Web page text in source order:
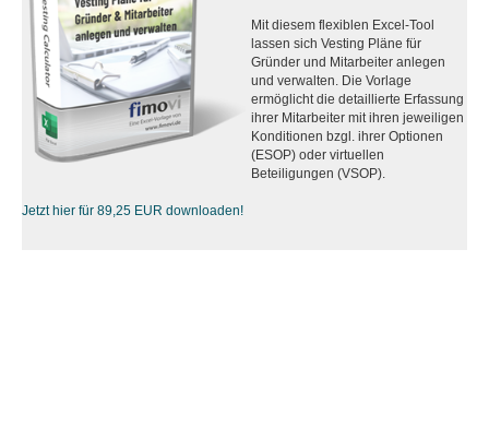
Mit diesem flexiblen Excel-Tool
lassen sich Vesting Pläne für
Gründer und Mitarbeiter anlegen
und verwalten. Die Vorlage
ermöglicht die detaillierte Erfassung
ihrer Mitarbeiter mit ihren jeweiligen
Konditionen bzgl. ihrer Optionen
(ESOP) oder virtuellen
Beteiligungen (VSOP).
Jetzt hier für 89,25 EUR downloaden!